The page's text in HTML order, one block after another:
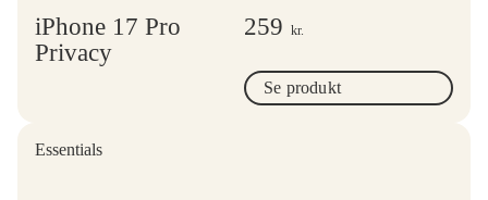
iPhone 17 Pro
Privacy
259 kr.
Se produkt
Essentials